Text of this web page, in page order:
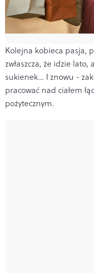
Kolejna kobieca pasja,
zwłaszcza, że idzie
sukienek… I znowu -
pracować nad ciałem
pożytecznym.